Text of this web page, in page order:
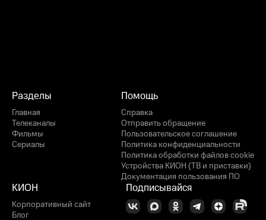
Разделы
Главная
Телеканалы
Фильмы
Сериалы
Помощь
Справка
Отправить обращение
Пользовательское соглашение
Политика конфиденциальности
Политика обработки файлов cookie
Устройства КИОН (ТВ и приставки)
Документация пользования ПО
КИОН
Корпоративный сайт
Блог
Подписывайся